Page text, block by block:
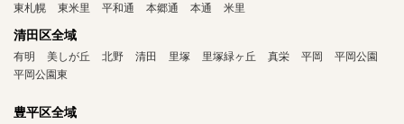
東札幌
東米里 平和通 本郷通 本通 米里
清田区全域
有明 美しが丘 北野 清田 里塚 里塚緑ヶ丘 真栄 平岡
平岡公園
平岡公園東
豊平区全域